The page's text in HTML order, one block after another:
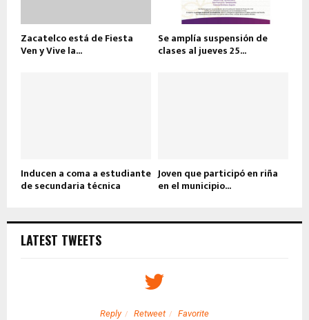
Zacatelco está de Fiesta
Ven y Vive la...
Se amplía suspensión de
clases al jueves 25...
Inducen a coma a estudiante
de secundaria técnica
Joven que participó en riña
en el municipio...
LATEST TWEETS
Reply Retweet Favorite